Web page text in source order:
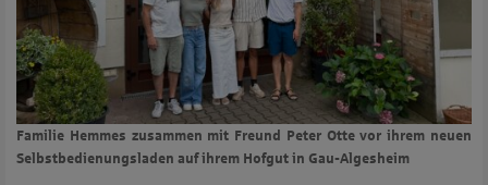
Familie Hemmes zusammen mit Freund Peter Otte vor ihrem neuen
Selbstbedienungsladen auf ihrem Hofgut in Gau-Algesheim